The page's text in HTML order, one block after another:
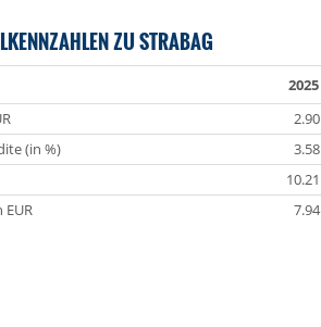
ZU STRABAG
2025
2.90
(in %)
3.58
10.21
7.94